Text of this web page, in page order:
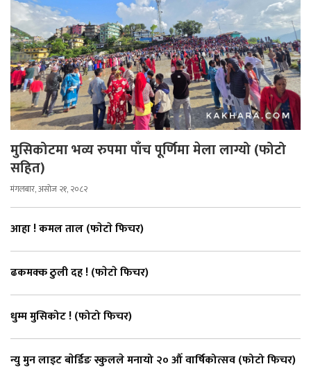
मुसिकोटमा भव्य रुपमा पाँच पूर्णिमा मेला लाग्यो (फोटो
सहित)
मंगलबार, असोज २१, २०८२
आहा ! कमल ताल (फाेटाे फिचर)
ढकमक्क ठुली दह ! (फाेटाे फिचर)
धुम्म मुसिकोट ! (फोटो फिचर)
न्यु मुन लाइट बाेर्डिङ स्कुलले मनायो २० औँ वार्षिकोत्सव (फोटो फिचर)